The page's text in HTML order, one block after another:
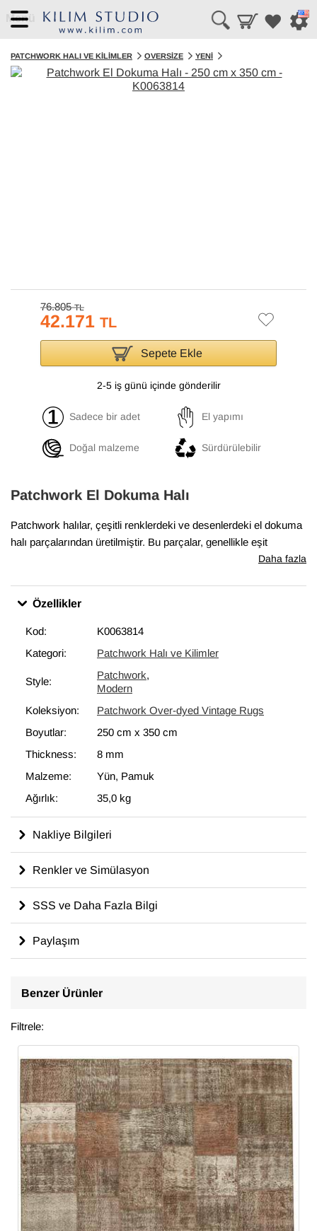
Menü
PATCHWORK HALI VE KILIMLER OVERSIZE YENI
76.805TL
42.171 TL
Sepete Ekle
2-5 iş günü içinde gönderilir
Sadece bir adet El yapımı
Doğal malzeme Sürdürülebilir
Patchwork El Dokuma Halı
Patchwork halılar, çeşitli renklerdeki ve desenlerdeki el dokuma
halı parçalarından üretilmiştir. Bu parçalar, genellikle eşit
boyutlarda ve düzenli şekillerde kesilir ve sonra yan yana ve üst
patchwork halılar, evlerde ve ofislerde sıcak bir hava
yaratmakta, aynı zamanda odaların dekorasyonunda etkileyici
Daha fazla
Özellikler
Kod:
K0063814
Kategori:
Patchwork Halı ve Kilimler
Style:
Patchwork,
Modern
Koleksiyon:
Patchwork Over-dyed Vintage Rugs
Boyutlar:
250 cm x 350 cm
Thickness:
8 mm
Malzeme:
Yün, Pamuk
Ağırlık:
35,0 kg
Nakliye Bilgileri
Renkler ve Simülasyon
SSS ve Daha Fazla Bilgi
Paylaşım
Benzer Ürünler
Filtrele: